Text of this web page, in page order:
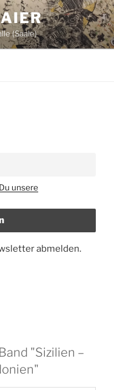
(Saale)
unsere
abmelden.
"Sizilien –